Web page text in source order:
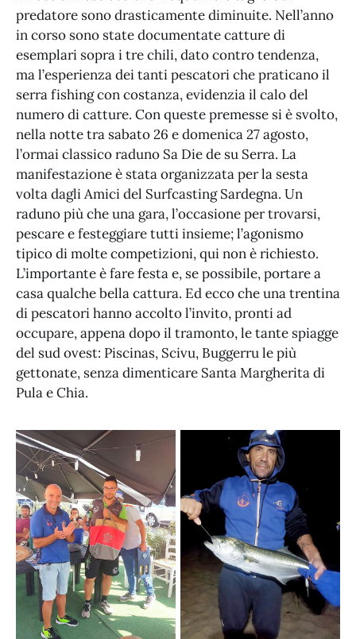
predatore sono drasticamente diminuite. Nell’anno
in corso sono state documentate catture di
esemplari sopra i tre chili, dato contro tendenza,
ma l’esperienza dei tanti pescatori che praticano il
serra fishing con costanza, evidenzia il calo del
numero di catture. Con queste premesse si è svolto,
nella notte tra sabato 26 e domenica 27 agosto,
l’ormai classico raduno Sa Die de su Serra. La
manifestazione è stata organizzata per la sesta
volta dagli Amici del Surfcasting Sardegna. Un
raduno più che una gara, l’occasione per trovarsi,
pescare e festeggiare tutti insieme; l’agonismo
tipico di molte competizioni, qui non è richiesto.
L’importante è fare festa e, se possibile, portare a
casa qualche bella cattura. Ed ecco che una trentina
di pescatori hanno accolto l’invito, pronti ad
occupare, appena dopo il tramonto, le tante spiagge
del sud ovest: Piscinas, Scivu, Buggerru le più
gettonate, senza dimenticare Santa Margherita di
Pula e Chia.